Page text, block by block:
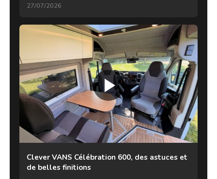
27/07/2026
Clever VANS Célébration 600, des astuces et
de belles finitions